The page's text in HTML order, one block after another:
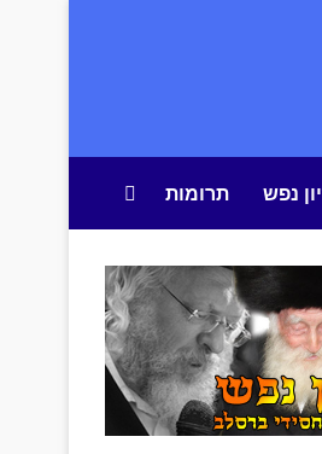
נפש תרומות